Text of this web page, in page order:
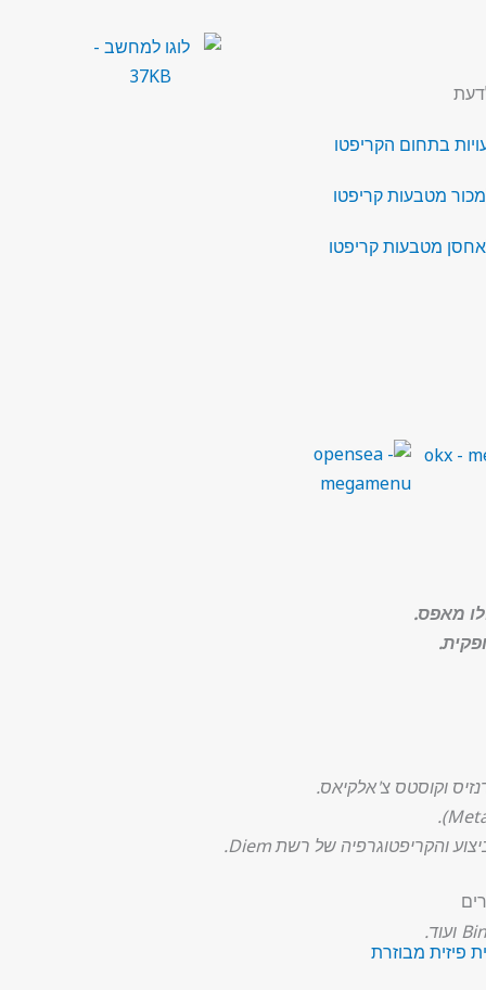
מטבעות קריפטו
מטבעות קריפטו
פיזית מבוזרת